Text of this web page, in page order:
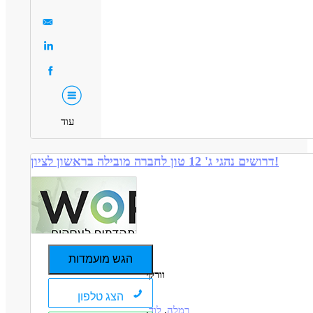
עוד
דרושים נהגי ג' 12 טון לחברה מובילה בראשון לציון!
הגש מועמדות
הצג טלפון
וורקי
רמלה, לוד,